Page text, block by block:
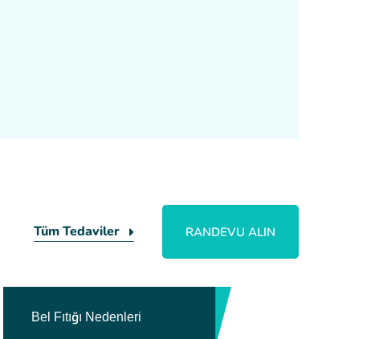
Tüm Tedaviler RANDEVU ALIN
Bel Fıtığı Nedenleri